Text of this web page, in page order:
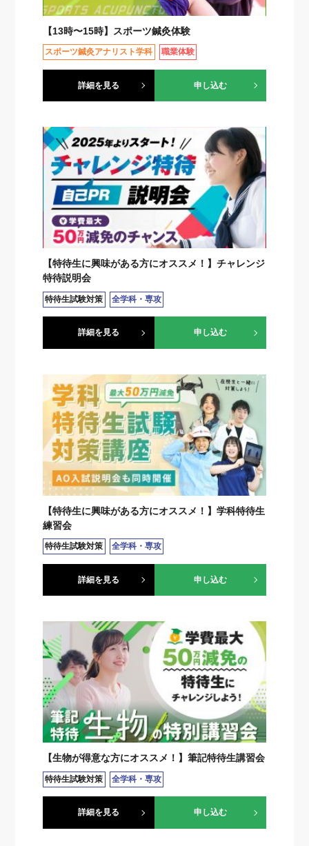
【13時〜15時】スポーツ鍼灸体験
スポーツ鍼灸アナリスト学科 職業体験
詳細を見る 申し込む
【特待生に興味がある方にオススメ！】チャレンジ
特待説明会
特待生試験対策 全学科・専攻
詳細を見る 申し込む
【特待生に興味がある方にオススメ！】学科特待生
練習会
特待生試験対策 全学科・専攻
詳細を見る 申し込む
【生物が得意な方にオススメ！】筆記特待生講習会
特待生試験対策 全学科・専攻
詳細を見る 申し込む